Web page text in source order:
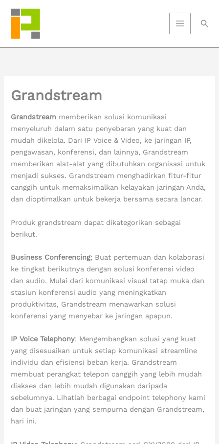
content
Grandstream
Grandstream memberikan solusi komunikasi
menyeluruh dalam satu penyebaran yang kuat dan
mudah dikelola. Dari IP Voice & Video, ke jaringan IP,
pengawasan, konferensi, dan lainnya, Grandstream
memberikan alat-alat yang dibutuhkan organisasi untuk
menjadi sukses. Grandstream menghadirkan fitur-fitur
canggih untuk memaksimalkan kelayakan jaringan Anda,
dan dioptimalkan untuk bekerja bersama secara lancar.
Produk grandstream dapat dikategorikan sebagai
berikut.
Business Conferencing; Buat pertemuan dan kolaborasi
ke tingkat berikutnya dengan solusi konferensi video
dan audio. Mulai dari komunikasi visual tatap muka dan
stasiun konferensi audio yang meningkatkan
produktivitas, Grandstream menawarkan solusi
konferensi yang menyebar ke jaringan apapun.
IP Voice Telephony; Mengembangkan solusi yang kuat
yang disesuaikan untuk setiap komunikasi streamline
individu dan efisiensi beban kerja. Grandstream
membuat perangkat telepon canggih yang lebih mudah
diakses dan lebih mudah digunakan daripada
sebelumnya. Lihatlah berbagai endpoint telephony kami
dan buat jaringan yang sempurna dengan Grandstream,
hari ini.